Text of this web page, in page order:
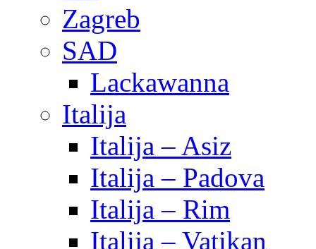
Zagreb
SAD
Lackawanna
Italija
Italija – Asiz
Italija – Padova
Italija – Rim
Italija – Vatikan